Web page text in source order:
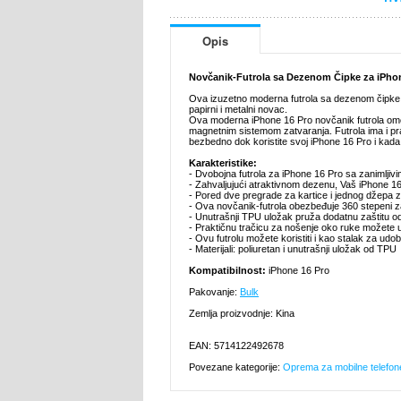
Opis
Novčanik-Futrola sa Dezenom Čipke za
Ova izuzetno moderna futrola sa dezenom
papirni i metalni novac.
Ova moderna iPhone 16 Pro novčanik futrola
magnetnim sistemom zatvaranja. Futrola ima i
bezbedno dok koristite svoj iPhone 16 Pro i
Karakteristike:
- Dvobojna futrola za iPhone 16 Pro sa
- Zahvaljujući atraktivnom dezenu, Vaš iPhone
- Pored dve pregrade za kartice i jednog džepa
- Ova novčanik-futrola obezbeđuje 360 stepeni
- Unutrašnji TPU uložak pruža dodatnu zaštitu
- Praktičnu tračicu za nošenje oko ruke možete
- Ovu futrolu možete koristiti i kao stalak za
- Materijali: poliuretan i unutrašnji uložak od TPU
Kompatibilnost: iPhone 16 Pro
Pakovanje: Bulk
Zemlja proizvodnje: Kina
EAN: 5714122492678
Povezane kategorije: Oprema za mobilne